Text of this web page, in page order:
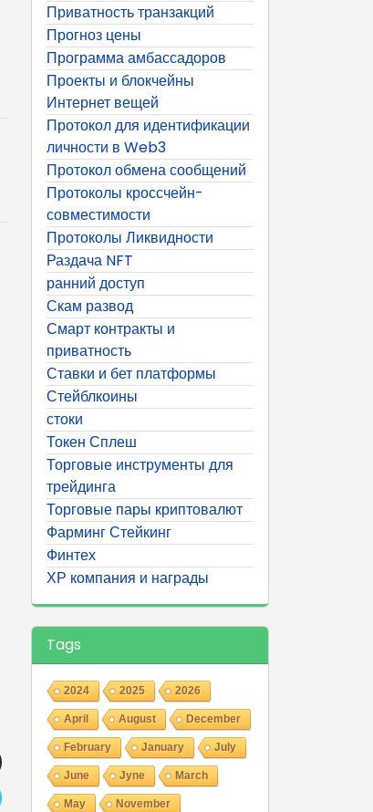
Приватность транзакций
Прогноз цены
Программа амбассадоров
Проекты и блокчейны
Интернет вещей
Протокол для идентификации
личности в Web3
Протокол обмена сообщений
Протоколы кроссчейн-
совместимости
Протоколы Ликвидности
Раздача NFT
ранний доступ
Скам развод
Смарт контракты и
приватность
Ставки и бет платформы
Стейблкоины
стоки
Токен Сплеш
Торговые инструменты для
трейдинга
Торговые пары криптовалют
Фарминг Стейкинг
Финтех
ХР компания и награды
Tags
2024 2025 2026
April August December
February January July
June Jyne March
May November